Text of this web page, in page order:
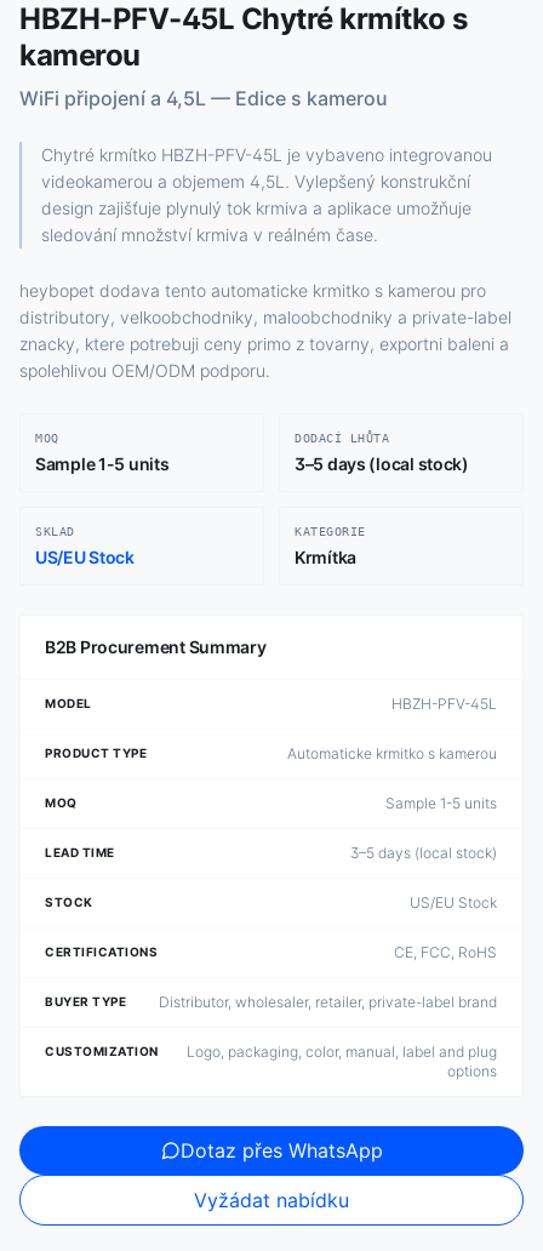
HBZH-PFV-45L Chytré krmítko s
kamerou
WiFi připojení a 4,5L — Edice s kamerou
Chytré krmítko HBZH-PFV-45L je vybaveno integrovanou
videokamerou a objemem 4,5L. Vylepšený konstrukční
design zajišťuje plynulý tok krmiva a aplikace umožňuje
sledování množství krmiva v reálném čase.
heybopet dodava tento automaticke krmitko s kamerou pro
distributory, velkoobchodniky, maloobchodniky a private-label
znacky, ktere potrebuji ceny primo z tovarny, exportni baleni a
spolehlivou OEM/ODM podporu.
MOQ
Sample 1-5 units
DODACÍ LHŮTA
3–5 days (local stock)
SKLAD
US/EU Stock
KATEGORIE
Krmítka
B2B Procurement Summary
MODEL HBZH-PFV-45L
PRODUCT TYPE Automaticke krmitko s kamerou
MOQ Sample 1-5 units
LEAD TIME 3–5 days (local stock)
STOCK US/EU Stock
CERTIFICATIONS CE, FCC, RoHS
BUYER TYPE Distributor, wholesaler, retailer, private-label brand
CUSTOMIZATION
Logo, packaging, color, manual, label and plug
options
Dotaz přes WhatsApp
Vyžádat nabídku